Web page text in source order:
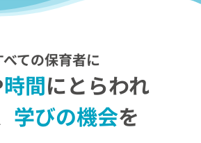
べての保育者に
時間 にとらわれ
学びの機会を